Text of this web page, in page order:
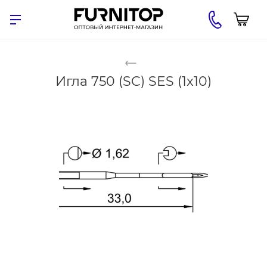
Игла 750 (SC) SES (1x10)